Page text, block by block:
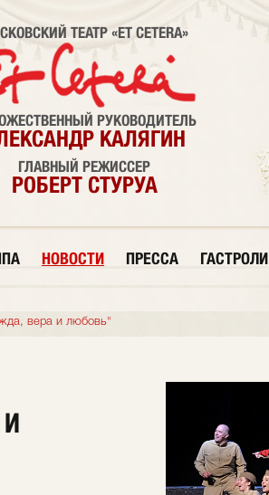
ТЕАТР «ET CETERA»
РУКОВОДИТЕЛЬ
КАЛЯГИН
ГЛАВНЫЙ РЕЖИССЕР
РОБЕРТ СТУРУА
НОВОСТИ ПРЕССА ГАСТРОЛИ
вера и любовь"